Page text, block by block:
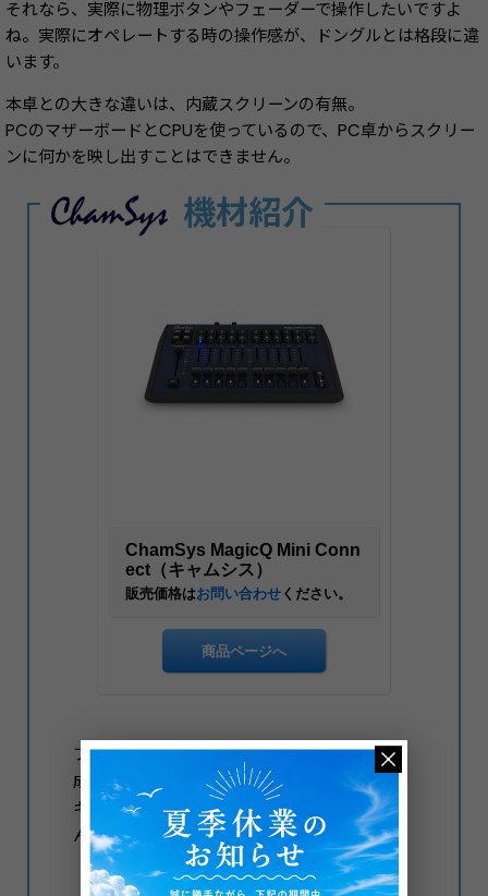
それなら、実際に物理ボタンやフェーダーで操作したいですよ
ね。実際にオペレートする時の操作感が、ドングルとは格段に違
います。
本卓との大きな違いは、内蔵スクリーンの有無。
PCのマザーボードとCPUを使っているので、PC卓からスクリー
ンに何かを映し出すことはできません。
機材紹介
フェーダーと再生ボタンのみのミニマムな構
成。プログラミングする時にはつないだPCの
キーボードでカチャカチャしないといけませ
ん。